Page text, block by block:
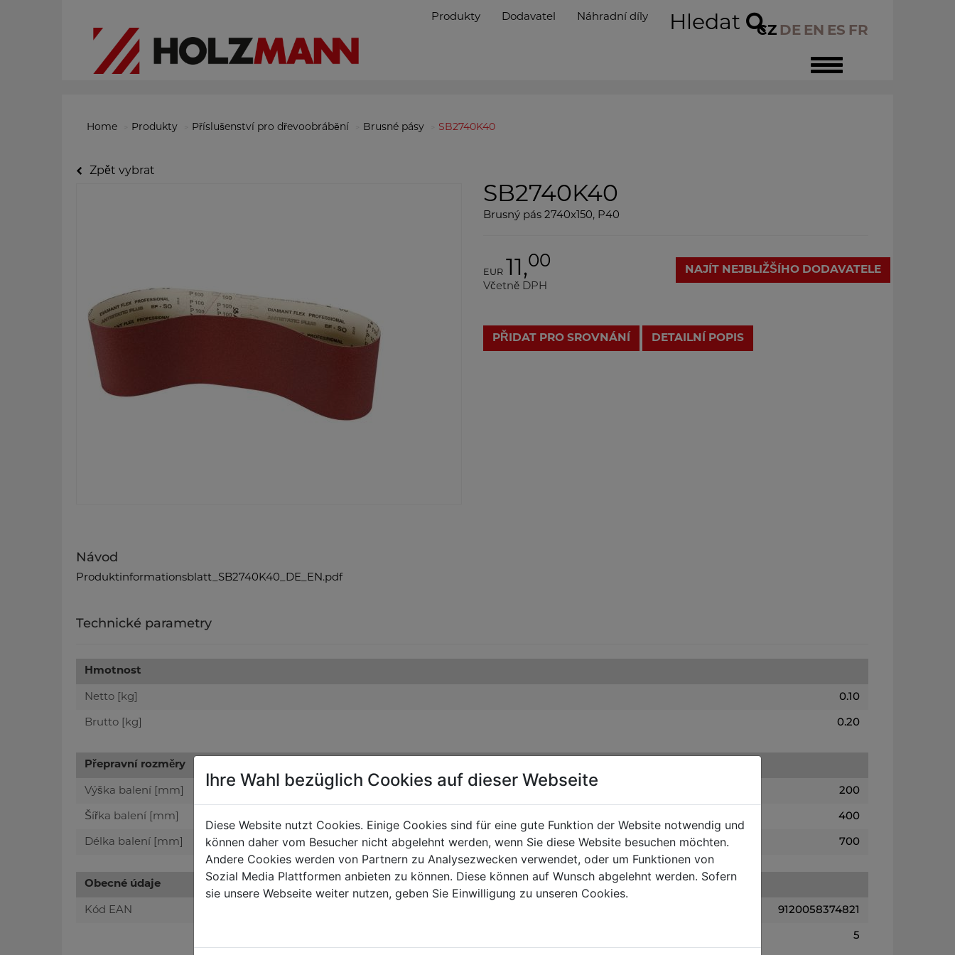
Toggle
navigation
CZ DE EN ES FR
Produkty Dodavatel Náhradní díly Hledat
Home Produkty Příslušenství pro dřevoobrábění Brusné pásy SB2740K40
Zpět vybrat
Návod
Produktinformationsblatt_SB2740K40_DE_EN.pdf
SB2740K40
Brusný pás 2740x150, P40
EUR 11,00
Včetně DPH
NAJÍT NEJBLIŽŠÍHO DODAVATELE
PŘIDAT PRO SROVNÁNÍ DETAILNÍ POPIS
Technické parametry
Hmotnost
Netto [kg] 0.10
Brutto [kg] 0.20
Přepravní rozměry
Výška balení [mm] 200
Šířka balení [mm] 400
Délka balení [mm] 700
Obecné údaje
Kód EAN
9120058374821
5
Ihre Wahl bezüglich Cookies auf dieser Webseite
Diese Website nutzt Cookies. Einige Cookies sind für eine gute Funktion der Website notwendig und
können daher vom Besucher nicht abgelehnt werden, wenn Sie diese Website besuchen möchten.
Andere Cookies werden von Partnern zu Analysezwecken verwendet, oder um Funktionen von
Sozial Media Plattformen anbieten zu können. Diese können auf Wunsch abgelehnt werden. Sofern
sie unsere Webseite weiter nutzen, geben Sie Einwilligung zu unseren Cookies.